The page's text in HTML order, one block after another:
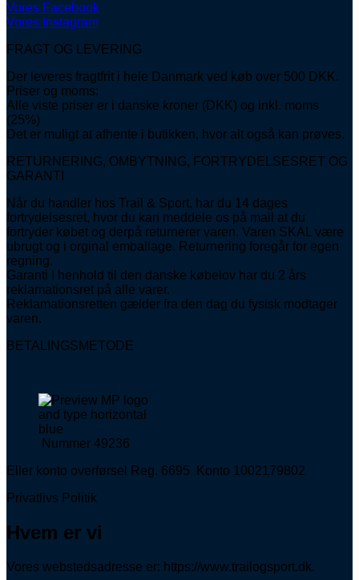
Vores Facebook
Vores Instagram
FRAGT OG LEVERING
Der leveres fragtfrit i hele Danmark ved køb over 500 DKK.
Priser og moms:
Alle viste priser er i danske kroner (DKK) og inkl. moms
(25%)
Det er muligt at afhente i butikken, hvor alt også kan prøves.
RETURNERING, OMBYTNING, FORTRYDELSESRET OG
GARANTI
Når du handler hos Trail & Sport, har du 14 dages
fortrydelsesret, hvor du kan meddele os på mail at du
fortryder købet og derpå returnerer varen. Varen SKAL være
ubrugt og i orginal emballage. Returnering foregår for egen
regning.
Garanti I henhold til den danske købelov har du 2 års
reklamationsret på alle varer.
Reklamationsretten gælder fra den dag du fysisk modtager
varen.
BETALINGSMETODE
Nummer 49236
Eller konto overførsel Reg. 6695 Konto 1002179802
Privatlivs Politik
Hvem er vi
Vores webstedsadresse er: https://www.trailogsport.dk.